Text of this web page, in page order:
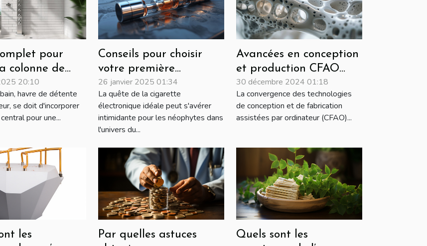
pour
colonne de
20:10
havre de détente
se doit d'incorporer
pour une...
Conseils pour choisir
votre première
cigarette électronique
26 janvier 2025 01:34
La quête de la cigarette
électronique idéale peut s'avérer
intimidante pour les néophytes dans
l'univers du...
Avancées en conception
et production CFAO
pour orthopédie et
podologie
30 décembre 2024 01:18
La convergence des technologies
de conception et de fabrication
assistées par ordinateur (CFAO)...
les
Par quelles astuces
Quels sont les